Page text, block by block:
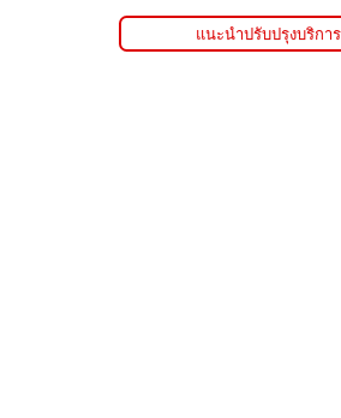
แนะนำปรับปรุงบริการ